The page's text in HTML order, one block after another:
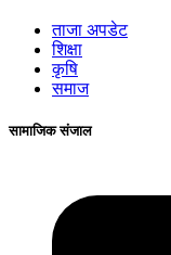
ताजा अपडेट
शिक्षा
कृषि
समाज
सामाजिक संजाल